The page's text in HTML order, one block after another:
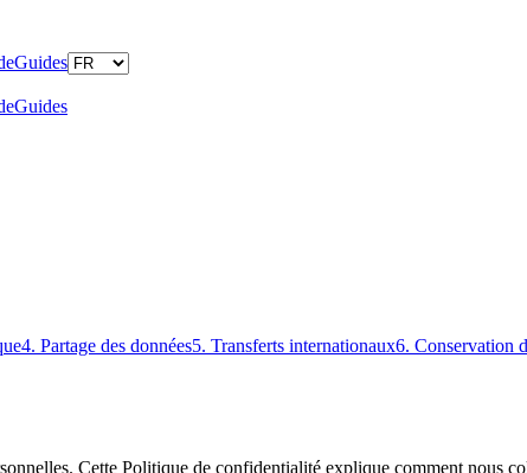
Guides
Guides
4. Partage des données5. Transferts internationaux6. Conservation
Cette Politique de confidentialité explique comment nous